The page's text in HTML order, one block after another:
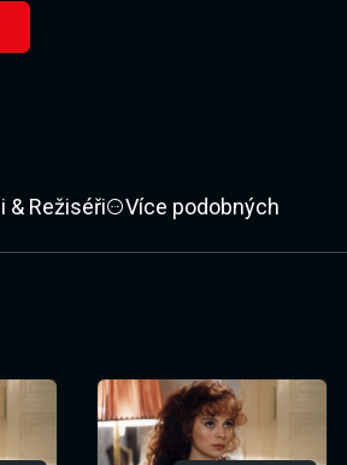
& Režiséři Více podobných